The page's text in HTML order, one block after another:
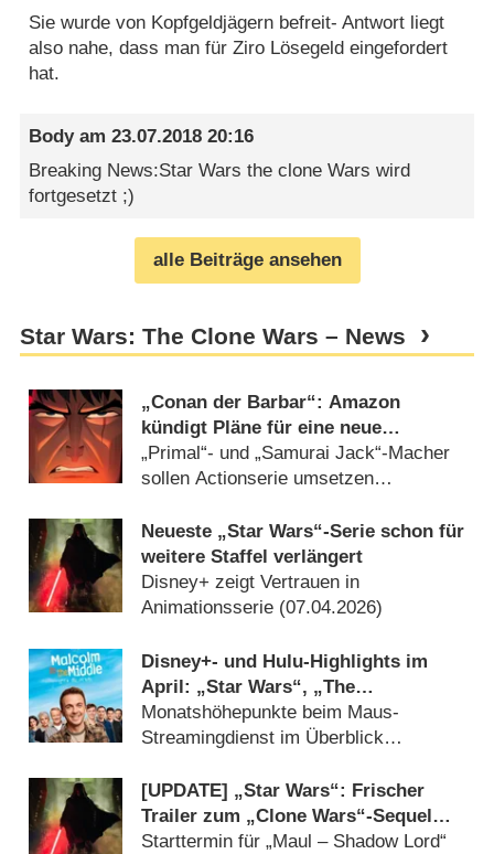
Sie wurde von Kopfgeldjägern befreit- Antwort liegt
also nahe, dass man für Ziro Lösegeld eingefordert
hat.
Bodyam23.07.2018 20:16
Breaking News:Star Wars the clone Wars wird
fortgesetzt ;)
alle Beiträge ansehen
Star Wars: The Clone Wars – News
„Conan der Barbar“: Amazon
kündigt Pläne für eine neue
Animationsserie an
„Primal“- und „Samurai Jack“-Macher
sollen Actionserie umsetzen
Neueste „Star Wars“-Serie schon für
weitere Staffel verlängert
Disney+ zeigt Vertrauen in
Animationsserie (07.04.2026)
Disney+- und Hulu-Highlights im
April: „Star Wars“, „The
Testaments“ und „Malcolm
mittendrin“
Monatshöhepunkte beim Maus-
Streamingdienst im Überblick
[UPDATE] „Star Wars“: Frischer
Trailer zum „Clone Wars“-Sequel
bringt legendären Bösewicht zurück
Starttermin für „Maul – Shadow Lord“